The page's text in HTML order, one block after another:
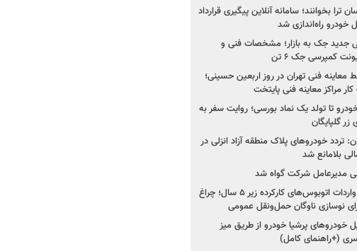
ترا بخوانند؛ سامانه آنلاین پیگیری قرارداد
خودرو راه‌اندازی شد
جدید جک به بازار؛ مشخصات فنی و
کمپرسی جک ۶ تن
۱۱ خط معاینه فنی تهران در روز اربعین حسینی؛
مراکز معاینه فنی پایتخت
خودرو تا تولد یک نماد بورسی؛ روایت سفر به
گلپایگان
تردد خودروهای پلاک منطقه آزاد انزلی در
مدیرعامل شرکت گواه شد
صدور مجوز واردات اتوبوس‌های کارکرده زیر ۵ سال؛ چراغ
نوسازی ناوگان حمل‌ونقل عمومی
خودروهای پرشیا خودرو از طریق میز
(+راهنمای کامل)